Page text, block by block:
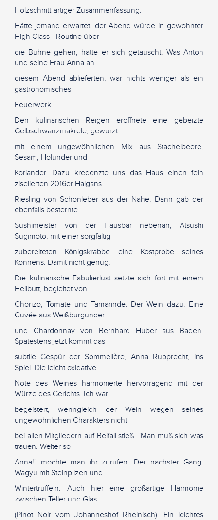
Holzschnitt-artiger Zusammenfassung.
Hätte jemand erwartet, der Abend würde in gewohnter
High Class - Routine über
die Bühne gehen, hätte er sich getäuscht. Was Anton
und seine Frau Anna an
diesem Abend ablieferten, war nichts weniger als ein
gastronomisches
Feuerwerk.
Den kulinarischen Reigen eröffnete eine gebeizte
Gelbschwanzmakrele, gewürzt
mit einem ungewöhnlichen Mix aus Stachelbeere,
Sesam, Holunder und
Koriander. Dazu kredenzte uns das Haus einen fein
ziselierten 2016er Halgans
Riesling von Schönleber aus der Nahe. Dann gab der
ebenfalls besternte
Sushimeister von der Hausbar nebenan, Atsushi
Sugimoto, mit einer sorgfältig
zubereiteten Königskrabbe eine Kostprobe seines
Könnens. Damit nicht genug.
Die kulinarische Fabulierlust setzte sich fort mit einem
Heilbutt, begleitet von
Chorizo, Tomate und Tamarinde. Der Wein dazu: Eine
Cuvée aus Weißburgunder
und Chardonnay von Bernhard Huber aus Baden.
Spätestens jetzt kommt das
subtile Gespür der Sommelière, Anna Rupprecht, ins
Spiel. Die leicht oxidative
Note des Weines harmonierte hervorragend mit der
Würze des Gerichts. Ich war
begeistert, wenngleich der Wein wegen seines
ungewöhnlichen Charakters nicht
bei allen Mitgliedern auf Beifall stieß. "Man muß sich was
trauen. Weiter so
Anna!" möchte man ihr zurufen. Der nächster Gang:
Wagyu mit Steinpilzen und
Wintertrüffeln. Auch hier eine großartige Harmonie
zwischen Teller und Glas
(Pinot Noir vom Johanneshof Rheinisch). Ein leichtes